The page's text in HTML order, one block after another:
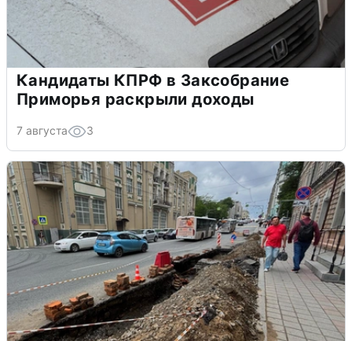
Кандидаты КПРФ в Заксобрание
Приморья раскрыли доходы
7 августа 3